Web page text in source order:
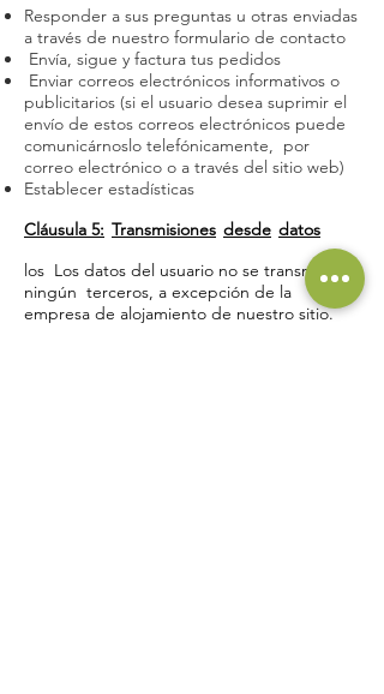
Responder a sus preguntas u otras enviadas
a través de nuestro formulario de contacto
​ Envía, sigue y factura tus pedidos
​ Enviar correos electrónicos informativos o
publicitarios (si el usuario desea suprimir el
envío de estos correos electrónicos puede
comunicárnoslo telefónicamente, por
correo electrónico o a través del sitio web)
Establecer estadísticas
Cláusula 5: Transmisiones desde datos
los Los datos del usuario no se transmiten a
ningún terceros, a excepción de la
empresa de alojamiento de nuestro sitio.